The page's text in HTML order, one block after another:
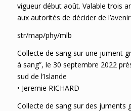
vigueur début août. Valable trois
aux autorités de décider de
str/map/phy/mlb
Collecte de sang sur une jument
à sang”, le 30 septembre 2022
sud de l’Islande
• Jeremie RICHARD
Collecte de sang sur des juments